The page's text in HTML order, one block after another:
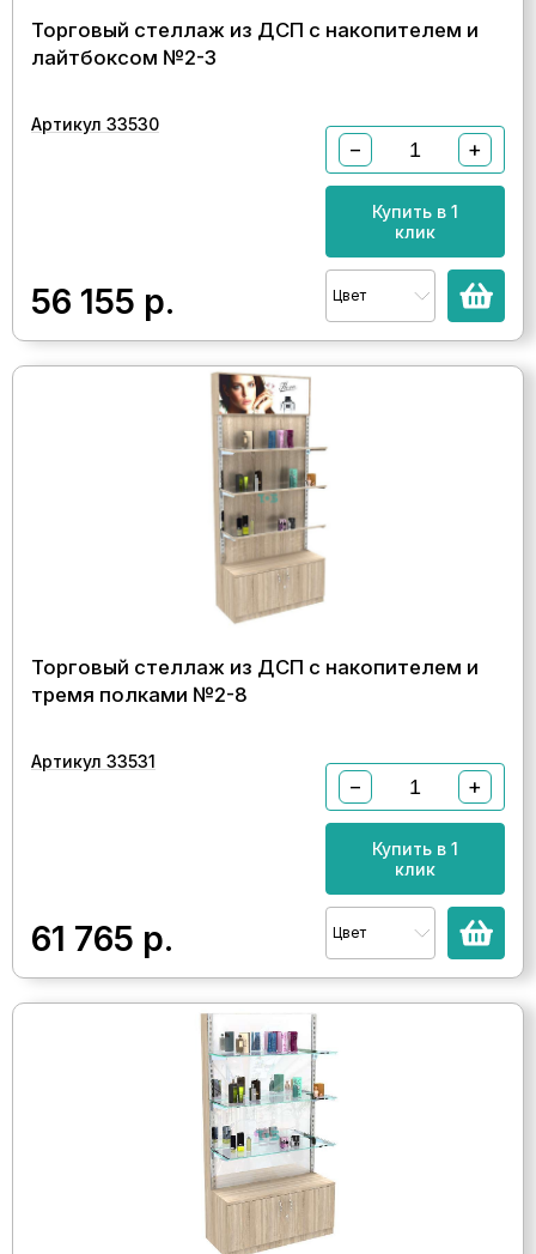
Торговый стеллаж из ДСП с накопителем и
лайтбоксом №2-3
Артикул 33530
56 155 р.
− +
Купить в 1
клик
Цвет
Торговый стеллаж из ДСП с накопителем и
тремя полками №2-8
Артикул 33531
61 765 р.
− +
Купить в 1
клик
Цвет